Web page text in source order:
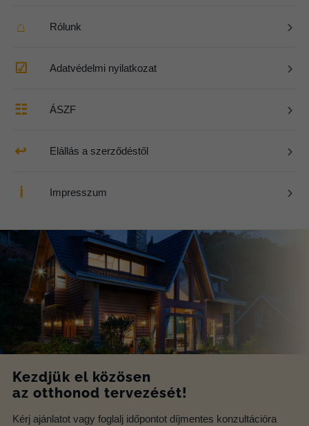
⌂ Rólunk ›
☑ Adatvédelmi nyilatkozat ›
☷ ÁSZF ›
↩ Elállás a szerződéstől ›
ℹ Impresszum ›
Kezdjük el közösen
az otthonod tervezését!
Kérj ajánlatot vagy foglalj időpontot díjmentes konzultációra